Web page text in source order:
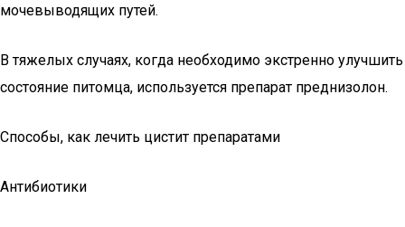
мочевыводящих путей.
В тяжелых случаях, когда необходимо экстренно улучшить
состояние питомца, используется препарат преднизолон.
Способы, как лечить цистит препаратами
Антибиотики